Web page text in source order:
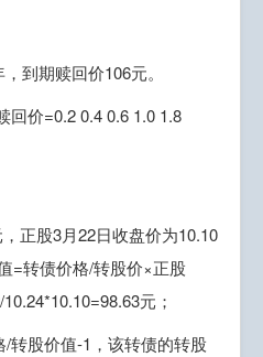
到期赎回价106元。
回价=0.2 0.4 0.6 1.0 1.8
正股3月22日收盘价为10.10
=转债价格/转股价×正股
元；
转股价值-1，该转债的转股